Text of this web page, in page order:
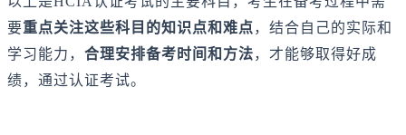
要重点关注这些科目的知识点和难点，结合自己的实际和
学习能力， 合理安排备考时间 和方法，才能够取得好成
绩，通过认证考试。